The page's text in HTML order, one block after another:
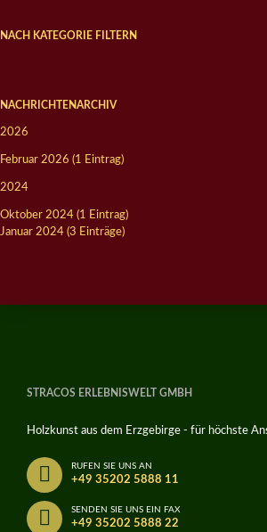
NACH KATEGORIE FILTERN
NACHRICHTENARCHIV
2026
Februar 2026 (1 Eintrag)
2024
Oktober 2024 (1 Eintrag)
Januar 2024 (3 Einträge)
STRACOS ERLEBNISWELT GMBH
Holzkunst aus dem Erzgebirge - für höchste
RUFEN SIE UNS AN
+49 35202 5888 11
SENDEN SIE UNS EIN FAX
+49 35202 5888 22